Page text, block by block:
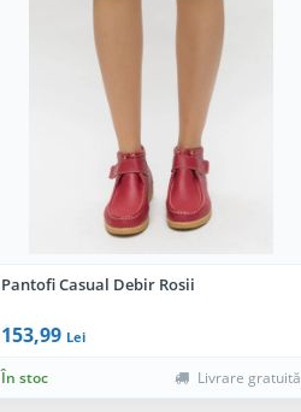
Pantofi Casual Debir Rosii
153,99 Lei
În stoc Livrare gratuită